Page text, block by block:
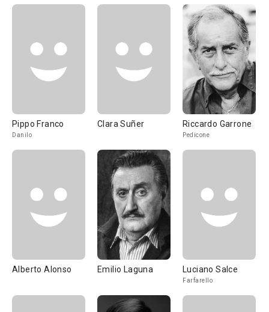
Pippo Franco
Danilo
Clara Suñer Riccardo Garrone
Pedicone
Alberto Alonso Emilio Laguna Luciano Salce
Farfarello